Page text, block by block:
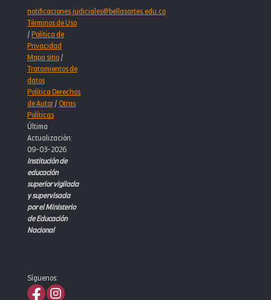
notificaciones.judiciales@bellasartes.edu.co
Términos de Uso
/Política de
Privacidad
Mapa sitio/
Tratamientos de
datos
Política Derechos
de Autor/Otras
Políticas
Última
Actualización:
09-03-2026
Institución de
educación
superior vigilada
y supervisada
por el Ministerio
de Educación
Nacional
Síguenos: